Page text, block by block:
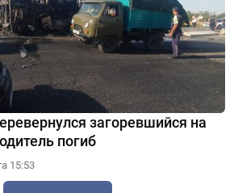
загоревшийся на
погиб
15:53